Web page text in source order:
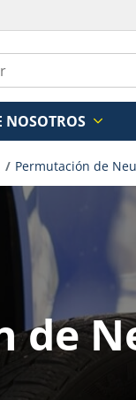
NOSOTROS
Permutación de
de